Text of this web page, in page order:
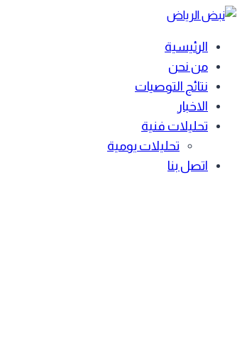
Skip
contentالرئيسية
من نحن
نتائج التوصيات
الاخبار
تحليلات فنية
تحليلات يومية
اتصل بنا